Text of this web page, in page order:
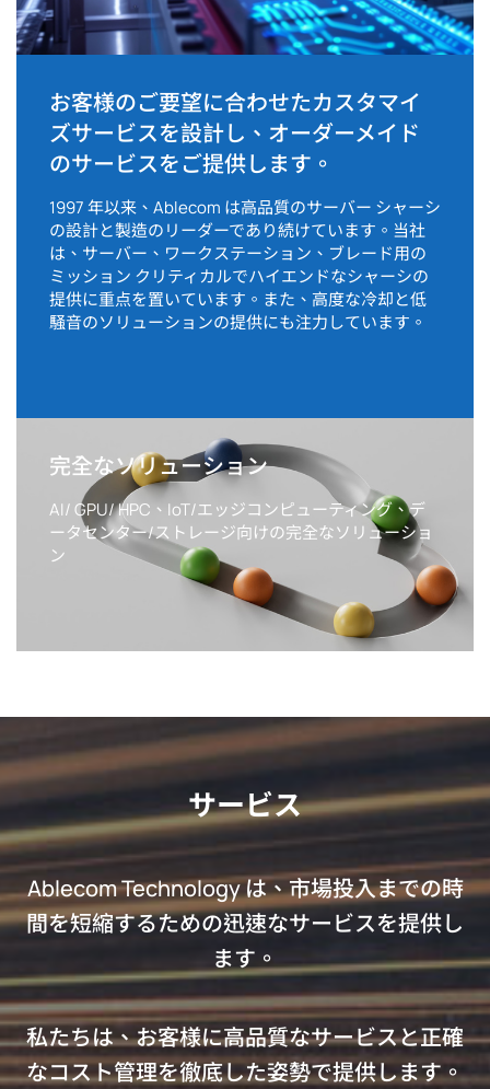
お客様のご要望に合わせたカスタマイ
ズサービスを設計し、オーダーメイド
のサービスをご提供します。
1997 年以来、Ablecom は高品質のサーバー シャーシ
の設計と製造のリーダーであり続けています。当社
は、サーバー、ワークステーション、ブレード用の
ミッション クリティカルでハイエンドなシャーシの
提供に重点を置いています。また、高度な冷却と低
騒音のソリューションの提供にも注力しています。
完全なソリューション
AI/ GPU/ HPC、IoT/エッジコンピューティング、デ
ータセンター/ストレージ向けの完全なソリューショ
ン
サービス
Ablecom Technology は、市場投入までの時
間を短縮するための迅速なサービスを提供し
ます。
私たちは、お客様に高品質なサービスと正確
なコスト管理を徹底した姿勢で提供します。